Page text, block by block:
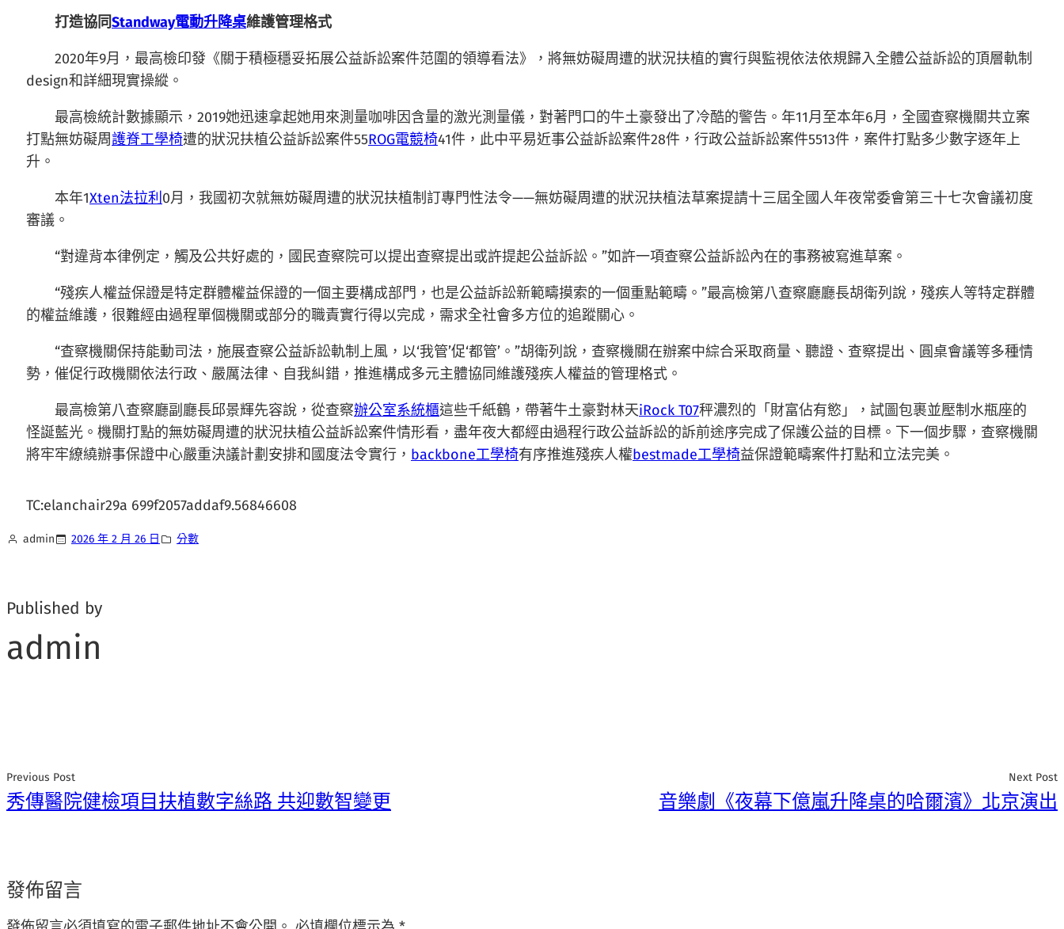
打造協同Standway電動升降桌維護管理格式
2020年9月，最高檢印發《關于積極穩妥拓展公益訴訟案件范圍的領導看法》，將無妨礙周遭的狀況扶植的實行與監視依法依規歸入全體公益訴訟的頂層軌制
design和詳細現實操縱。
最高檢統計數據顯示，2019她迅速拿起她用來測量咖啡因含量的激光測量儀，對著門口的牛土豪發出了冷酷的警告。年11月至本年6月，全國查察機關共立案
打點無妨礙周護脊工學椅遭的狀況扶植公益訴訟案件55ROG電競椅41件，此中平易近事公益訴訟案件28件，行政公益訴訟案件5513件，案件打點多少數字逐年上
升。
本年1Xten法拉利 0月，我國初次就無妨礙周遭的狀況扶植制訂專門性法令——無妨礙周遭的狀況扶植法草案提請十三屆全國人年夜常委會第三十七次會議初度
審議。
“對違背本律例定，觸及公共好處的，國民查察院可以提出查察提出或許提起公益訴訟。”如許一項查察公益訴訟內在的事務被寫進草案。
“殘疾人權益保證是特定群體權益保證的一個主要構成部門，也是公益訴訟新範疇摸索的一個重點範疇。”最高檢第八查察廳廳長胡衛列說，殘疾人等特定群體
的權益維護，很難經由過程單個機關或部分的職責實行得以完成，需求全社會多方位的追蹤關心。
“查察機關保持能動司法，施展查察公益訴訟軌制上風，以‘我管’促‘都管’。”胡衛列說，查察機關在辦案中綜合采取商量、聽證、查察提出、圓桌會議等多種情
勢，催促行政機關依法行政、嚴厲法律、自我糾錯，推進構成多元主體協同維護殘疾人權益的管理格式。
最高檢第八查察廳副廳長邱景輝先容說，從查察辦公室系統櫃這些千紙鶴，帶著牛土豪對林天iRock T07秤濃烈的「財富佔有慾」，試圖包裹並壓制水瓶座的
怪誕藍光。機關打點的無妨礙周遭的狀況扶植公益訴訟案件情形看，盡年夜大都經由過程行政公益訴訟的訴前途序完成了保護公益的目標。下一個步驟，查察機關
將牢牢繚繞辦事保證中心嚴重決議計劃安排和國度法令實行， backbone工學椅有序推進殘疾人權bestmade工學椅益保證範疇案件打點和立法完美。
TC:elanchair29a 699f2057addaf9.56846608
admin 2026 年 2 月 26 日 分數
Published by
admin
Previous Post
秀傳醫院健檢項目扶植數字絲路 共迎數智變更
Next Post
音樂劇《夜幕下億嵐升降桌的哈爾濱》北京演出
發佈留言